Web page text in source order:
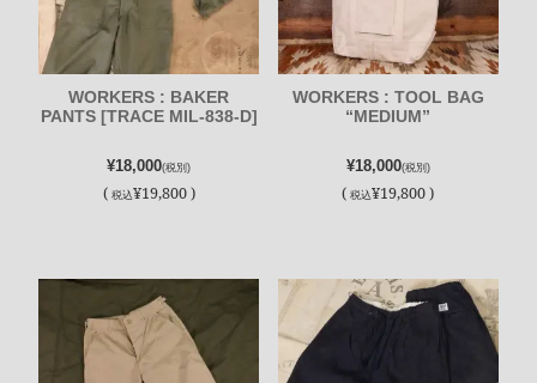
WORKERS : BAKER
PANTS [TRACE MIL-838-D]
¥18,000(税別)
( 税込¥19,800 )
WORKERS : TOOL BAG
“MEDIUM”
¥18,000(税別)
(税込¥19,800 )